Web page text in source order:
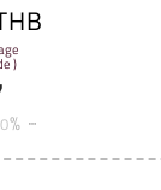
)
%